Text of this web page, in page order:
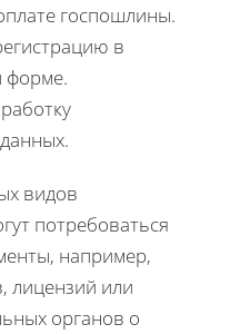
госпошлины.
в
форме.
видов
потребоваться
например,
лицензий или
органов о